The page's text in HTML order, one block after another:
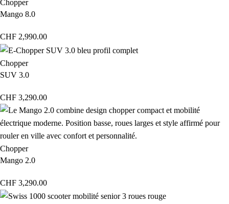
Chopper
Mango 8.0
CHF 2,990.00
Chopper
SUV 3.0
CHF 3,290.00
Chopper
Mango 2.0
CHF 3,290.00